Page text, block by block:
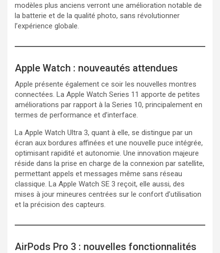
modèles plus anciens verront une amélioration notable de
la batterie et de la qualité photo, sans révolutionner
l’expérience globale.
Apple Watch : nouveautés attendues
Apple présente également ce soir les nouvelles montres
connectées. La Apple Watch Series 11 apporte de petites
améliorations par rapport à la Series 10, principalement en
termes de performance et d’interface.
La Apple Watch Ultra 3, quant à elle, se distingue par un
écran aux bordures affinées et une nouvelle puce intégrée,
optimisant rapidité et autonomie. Une innovation majeure
réside dans la prise en charge de la connexion par satellite,
permettant appels et messages même sans réseau
classique. La Apple Watch SE 3 reçoit, elle aussi, des
mises à jour mineures centrées sur le confort d’utilisation
et la précision des capteurs.
AirPods Pro 3 : nouvelles fonctionnalités